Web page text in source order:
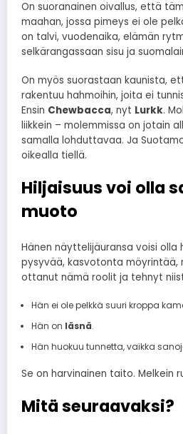
On suoranainen oivallus, että
maahan, jossa pimeys ei ole
on talvi, vuodenaika, elämän
selkärangassaan sisu ja
On myös suorastaan kaunista,
rakentuu hahmoihin, joita ei
Ensin Chewbacca, nyt Lurkk.
liikkein – molemmissa on jotain
samalla lohduttavaa. Ja
oikealla tiellä.
Hiljaisuus voi olla
muoto
Hänen näyttelijäuransa voisi olla
pysyvää, kasvotonta möyrintää,
ottanut nämä roolit ja tehnyt
Hän ei ole pelkkä suuri kroppa
Hän on läsnä.
Hän huokuu tunnetta, vaikka
Se on harvinainen taito. Melkein
Mitä seuraavaksi?